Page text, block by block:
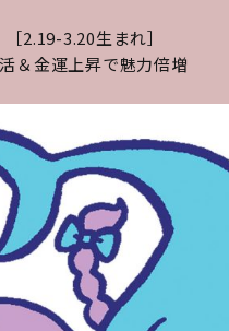
［2.19-3.20生まれ］
＆金運上昇で魅力倍増